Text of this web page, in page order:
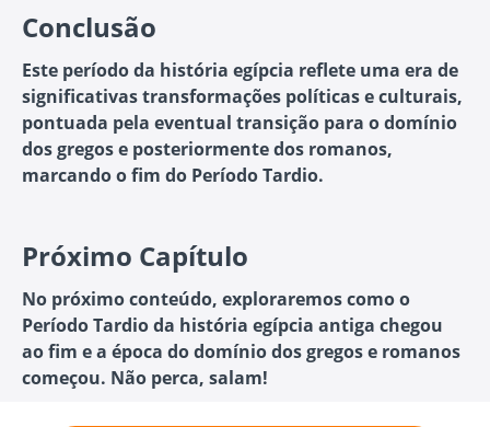
Conclusão
Este período da história egípcia reflete uma era de
significativas transformações políticas e culturais,
pontuada pela eventual transição para o domínio
dos gregos e posteriormente dos romanos,
marcando o fim do Período Tardio.
Próximo Capítulo
No próximo conteúdo, exploraremos como o
Período Tardio da história egípcia antiga chegou
ao fim e a época do domínio dos gregos e romanos
começou. Não perca, salam!